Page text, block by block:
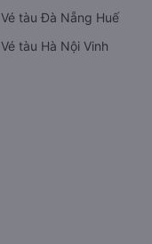
Vé tàu Đà Nẵng Huế
Vé tàu Hà Nội Vinh